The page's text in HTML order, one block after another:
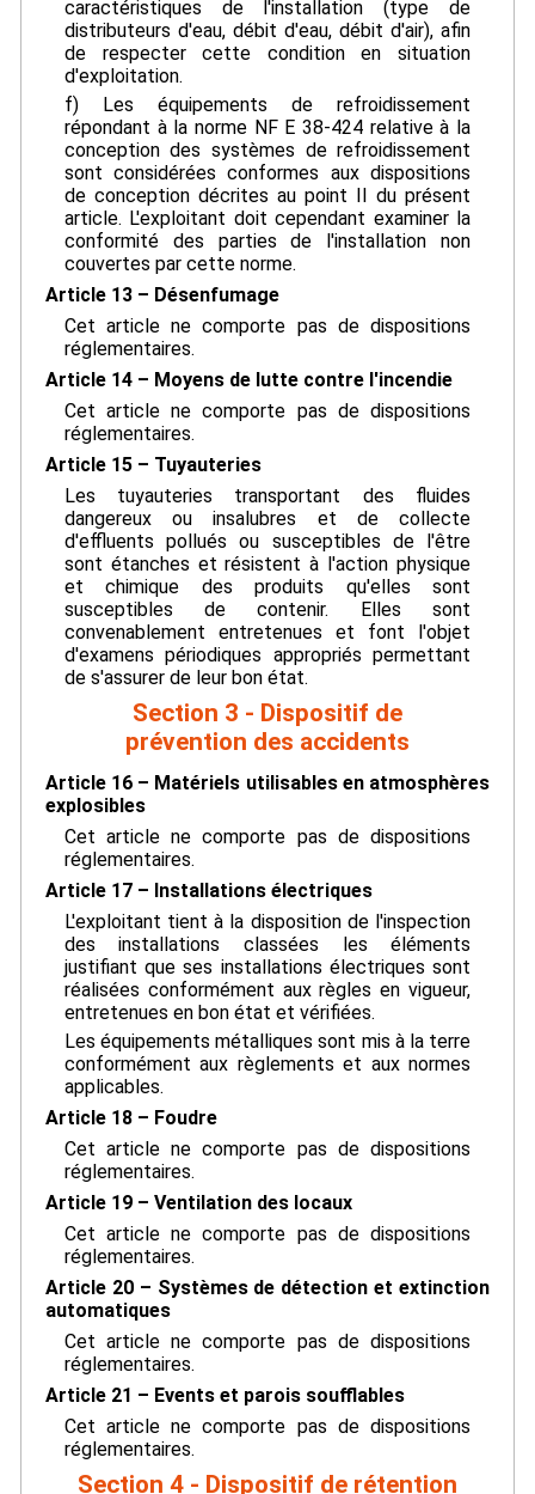
caractéristiques de l'installation (type de
distributeurs d'eau, débit d'eau, débit d'air), afin
de respecter cette condition en situation
d'exploitation.
f) Les équipements de refroidissement
répondant à la norme NF E 38-424 relative à la
conception des systèmes de refroidissement
sont considérées conformes aux dispositions
de conception décrites au point II du présent
article. L'exploitant doit cependant examiner la
conformité des parties de l'installation non
couvertes par cette norme.
Article 13 – Désenfumage
Cet article ne comporte pas de dispositions
réglementaires.
Article 14 – Moyens de lutte contre l'incendie
Cet article ne comporte pas de dispositions
réglementaires.
Article 15 – Tuyauteries
Les tuyauteries transportant des fluides
dangereux ou insalubres et de collecte
d'effluents pollués ou susceptibles de l'être
sont étanches et résistent à l'action physique
et chimique des produits qu'elles sont
susceptibles de contenir. Elles sont
convenablement entretenues et font l'objet
d'examens périodiques appropriés permettant
de s'assurer de leur bon état.
Section 3 - Dispositif de
prévention des accidents
Article 16 – Matériels utilisables en atmosphères
explosibles
Cet article ne comporte pas de dispositions
réglementaires.
Article 17 – Installations électriques
L'exploitant tient à la disposition de l'inspection
des installations classées les éléments
justifiant que ses installations électriques sont
réalisées conformément aux règles en vigueur,
entretenues en bon état et vérifiées.
Les équipements métalliques sont mis à la terre
conformément aux règlements et aux normes
applicables.
Article 18 – Foudre
Cet article ne comporte pas de dispositions
réglementaires.
Article 19 – Ventilation des locaux
Cet article ne comporte pas de dispositions
réglementaires.
Article 20 – Systèmes de détection et extinction
automatiques
Cet article ne comporte pas de dispositions
réglementaires.
Article 21 – Events et parois soufflables
Cet article ne comporte pas de dispositions
réglementaires.
Section 4 - Dispositif de rétention